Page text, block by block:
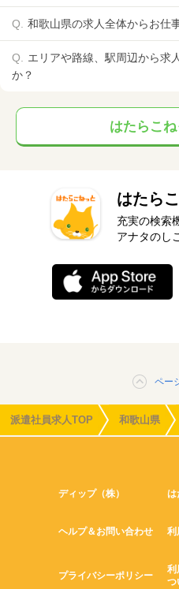
和歌山県の求人全体からお仕
エリアや路線、駅周辺から求
か？
はたらこ
はたら
充実の検索
アナタのし
ペー
派遣社員求人TOP 和歌山県
ディップ（株） は
ヘルプ＆お問い合わせ 利
プライバシーポリシー
利
つ